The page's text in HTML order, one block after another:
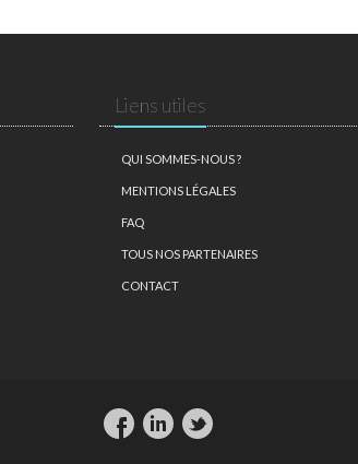
Liens utiles
QUI SOMMES-NOUS ?
MENTIONS LÉGALES
FAQ
TOUS NOS PARTENAIRES
CONTACT